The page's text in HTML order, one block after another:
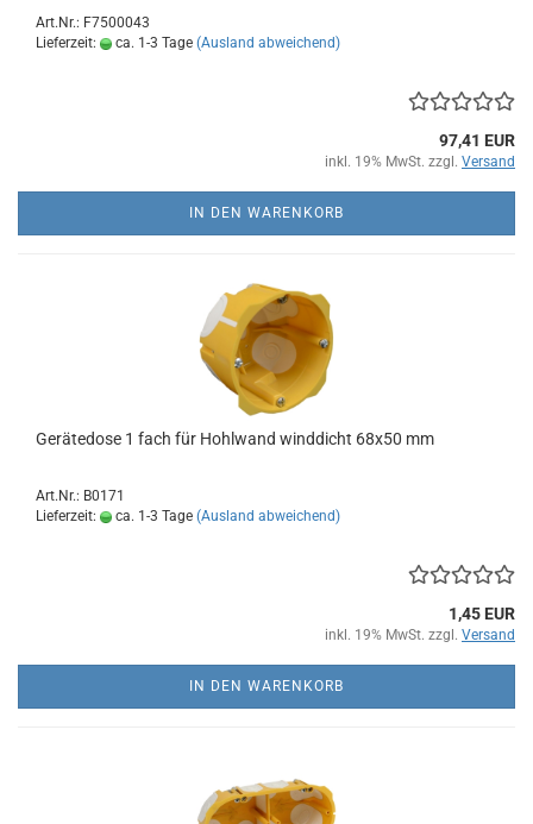
Art.Nr.: F7500043
Lieferzeit:
ca. 1-3 Tage (Ausland abweichend)
97,41 EUR
inkl. 19% MwSt. zzgl. Versand
IN DEN WARENKORB
Gerätedose 1 fach für Hohlwand winddicht 68x50 mm
Art.Nr.: B0171
Lieferzeit:
ca. 1-3 Tage (Ausland abweichend)
1,45 EUR
inkl. 19% MwSt. zzgl. Versand
IN DEN WARENKORB